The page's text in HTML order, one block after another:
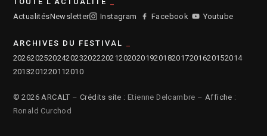
ActualitésNewsletter Instagram Facebook Youtube
ARCHIVES DU FESTIVAL
2026202520242023202220212020201920182017201620152014
2013201220112010
© 2026 ARCALT – Crédits site : Etienne Delcambre – Affiche :
Ronald Curchod